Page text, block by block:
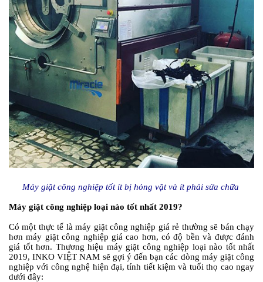
Máy giặt công nghiệp tốt ít bị hỏng vặt và ít phải sửa chữa
Máy giặt công nghiệp loại nào tốt nhất 2019?
Có một thực tế là máy giặt công nghiệp giá rẻ thường sẽ bán chạy
hơn máy giặt công nghiệp giá cao hơn, có độ bền và được đánh
giá tốt hơn. Thương hiệu máy giặt công nghiệp loại nào tốt nhất
2019, INKO VIỆT NAM sẽ gợi ý đến bạn các dòng máy giặt công
nghiệp với công nghệ hiện đại, tính tiết kiệm và tuổi thọ cao ngay
dưới đây: